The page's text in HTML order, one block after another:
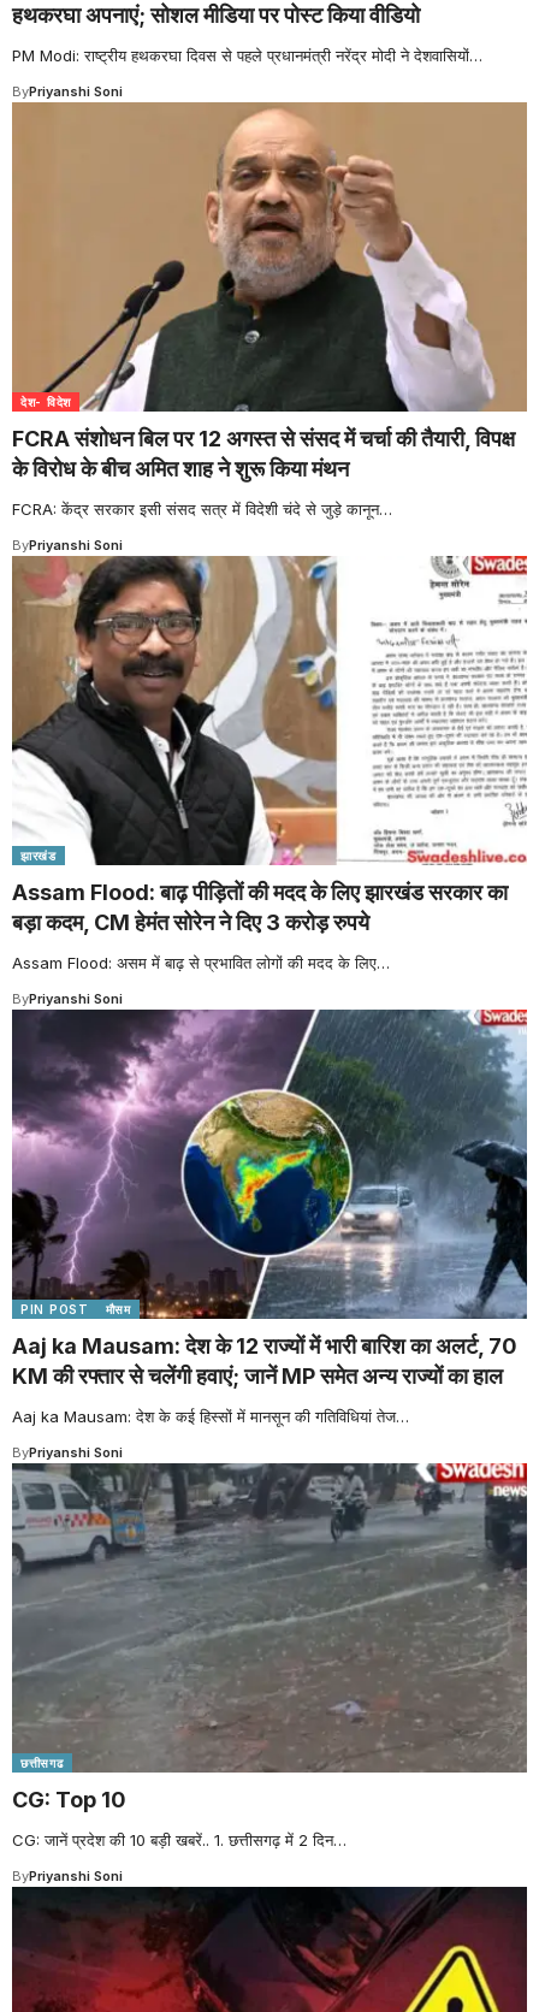
हथकरघा अपनाएं; सोशल मीडिया पर पोस्ट किया वीडियो
PM Modi: राष्ट्रीय हथकरघा दिवस से पहले प्रधानमंत्री नरेंद्र मोदी ने देशवासियों…
ByPriyanshi Soni
देश- विदेश
FCRA संशोधन बिल पर 12 अगस्त से संसद में चर्चा की तैयारी, विपक्ष
के विरोध के बीच अमित शाह ने शुरू किया मंथन
FCRA: केंद्र सरकार इसी संसद सत्र में विदेशी चंदे से जुड़े कानून…
ByPriyanshi Soni
झारखंड
Assam Flood: बाढ़ पीड़ितों की मदद के लिए झारखंड सरकार का
बड़ा कदम, CM हेमंत सोरेन ने दिए 3 करोड़ रुपये
Assam Flood: असम में बाढ़ से प्रभावित लोगों की मदद के लिए…
ByPriyanshi Soni
PIN POST मौसम
Aaj ka Mausam: देश के 12 राज्यों में भारी बारिश का अलर्ट, 70
KM की रफ्तार से चलेंगी हवाएं; जानें MP समेत अन्य राज्यों का हाल
Aaj ka Mausam: देश के कई हिस्सों में मानसून की गतिविधियां तेज…
ByPriyanshi Soni
छत्तीसगढ
CG: Top 10
CG: जानें प्रदेश की 10 बड़ी खबरें.. 1. छत्तीसगढ़ में 2 दिन…
ByPriyanshi Soni